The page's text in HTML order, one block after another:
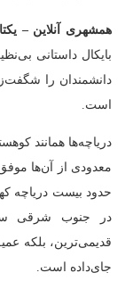
همشهری آنلاین –
بایکال داستانی
دانشمندان را
است.
دریاچه‌ها همانند
معدودی از آن‌ها
حدود بیست دریاچه‌
قدیمی‌ترین، بلکه
جای‌داده است.